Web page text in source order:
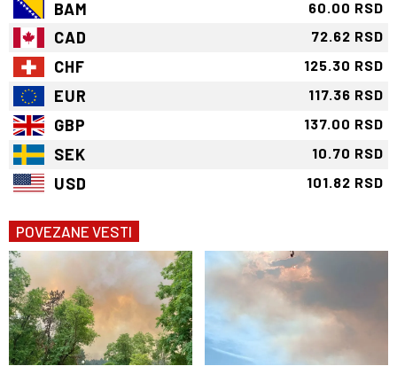
BAM 60.00 RSD
CAD 72.62 RSD
CHF 125.30 RSD
EUR 117.36 RSD
GBP 137.00 RSD
SEK 10.70 RSD
USD 101.82 RSD
POVEZANE VESTI